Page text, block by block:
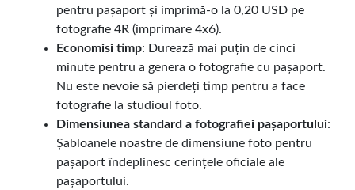
pentru pașaport și imprimă-o la 0,20 USD pe
fotografie 4R (imprimare 4x6).
Economisi timp: Durează mai puțin de cinci
minute pentru a genera o fotografie cu pașaport.
Nu este nevoie să pierdeți timp pentru a face
fotografie la studioul foto.
Dimensiunea standard a fotografiei pașaportului:
Șabloanele noastre de dimensiune foto pentru
pașaport îndeplinesc cerințele oficiale ale
pașaportului.